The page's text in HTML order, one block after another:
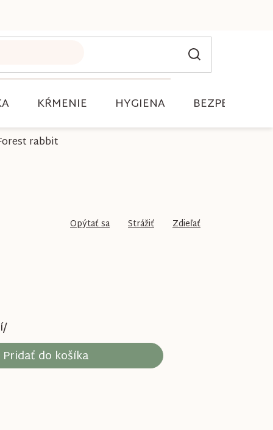
KŔMENIE HYGIENA BEZPEČNOSŤ
rabbit
Pridať do košíka
Opýtať sa Strážiť Zdieľať